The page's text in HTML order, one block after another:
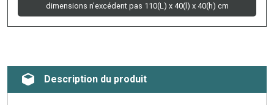
dimensions n'excédent pas 110(L) x 40(l) x 40(h) cm
Description du produit